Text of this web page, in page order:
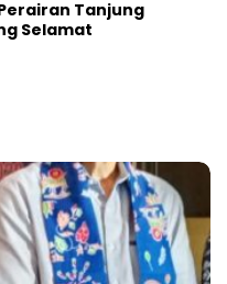
Tanjung
Selamat